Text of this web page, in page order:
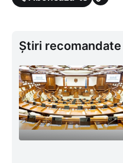
Știri recomandate